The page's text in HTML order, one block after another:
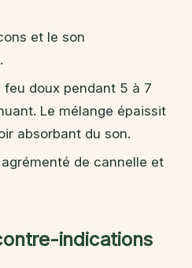
et le son
feu doux pendant 5 à 7
Le mélange épaissit
absorbant du son.
de cannelle et
indications